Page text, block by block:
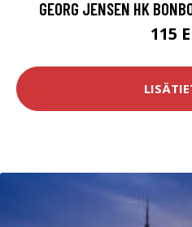
GEORG JENSEN HK
115